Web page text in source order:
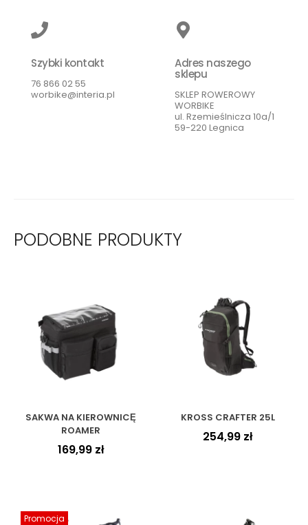
Szybki kontakt
76 866 02 55
worbike@interia.pl
Adres naszego
sklepu
SKLEP ROWEROWY
WORBIKE
ul. Rzemieślnicza 10a/1
59-220 Legnica
PODOBNE PRODUKTY
SAKWA NA KIEROWNICĘ
ROAMER
169,99 zł
KROSS CRAFTER 25L
254,99 zł
Promocja